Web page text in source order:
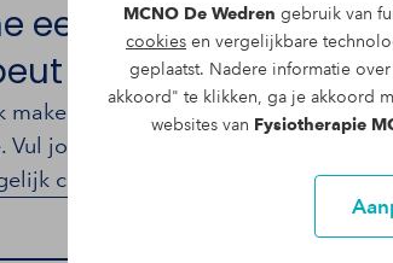
MCNO De Wedren gebruik van
cookies en vergelijkbare
geplaatst. Nadere informatie
akkoord" te klikken, ga je akkoord
websites van Fysiotherapie
een afspraak
voor heupklachten
maken met fysiopraktijk MCNO De
jouw gegevens in om een afspraak
contact met je op.